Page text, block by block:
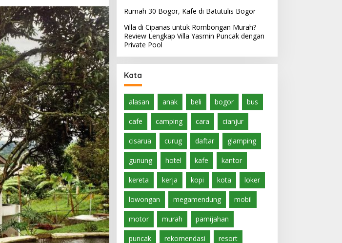
Rumah 30 Bogor, Kafe di Batutulis Bogor
Villa di Cipanas untuk Rombongan Murah?
Review Lengkap Villa Yasmin Puncak dengan
Private Pool
Kata
alasan anak beli bogor bus
cafe camping cara cianjur
cisarua curug daftar glamping
gunung hotel kafe kantor
kereta kerja kopi kota loker
lowongan megamendung mobil
motor murah pamijahan
puncak rekomendasi resort